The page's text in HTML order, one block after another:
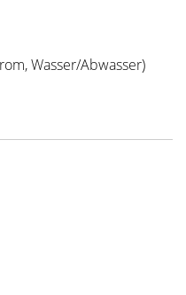
Wasser/Abwasser)